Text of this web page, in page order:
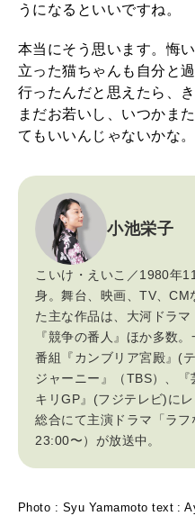
うになるといいですね。
本当にそう思います。悔
立った猫ちゃんも自分と
行ったんだと思えたら、
まだお若いし、いつかま
てもいいんじゃないかな。
小池栄子
こいけ・えいこ／1980年
身。舞台、映画、TV、CM
た主な作品は、大河ドラ
『競争の番人』ほか多数
番組『カンブリア宮殿』(
ジャーニー』（TBS）、
キリGP』(フジテレビ)に
総合にて主演ドラマ「ラ
23:00〜）が放送中。
Photo : Syu Yamamoto text :